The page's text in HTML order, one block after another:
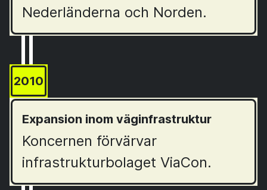
Nederländerna och Norden.
2010
Expansion inom väginfrastruktur
Koncernen förvärvar
infrastrukturbolaget ViaCon.